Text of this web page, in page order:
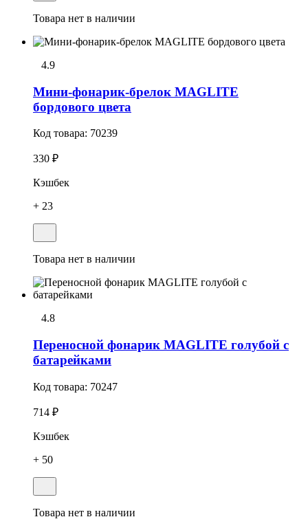
Товара нет в наличии
4.9
Мини-фонарик-брелок MAGLITE
бордового цвета
Код товара: 70239
330 ₽
Кэшбек
+ 23
Товара нет в наличии
4.8
Переносной фонарик MAGLITE голубой c
батарейками
Код товара: 70247
714 ₽
Кэшбек
+ 50
Товара нет в наличии